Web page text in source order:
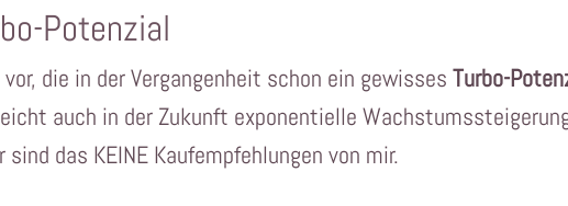
Potenzial
die in der Vergangenheit schon ein gewissesTurbo-
auch in der Zukunft exponentielle
das KEINE Kaufempfehlungen von mir.